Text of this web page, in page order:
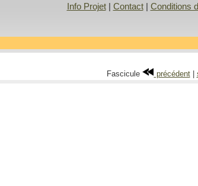
Info Projet| Contact| Conditions
Fascicule précédent|